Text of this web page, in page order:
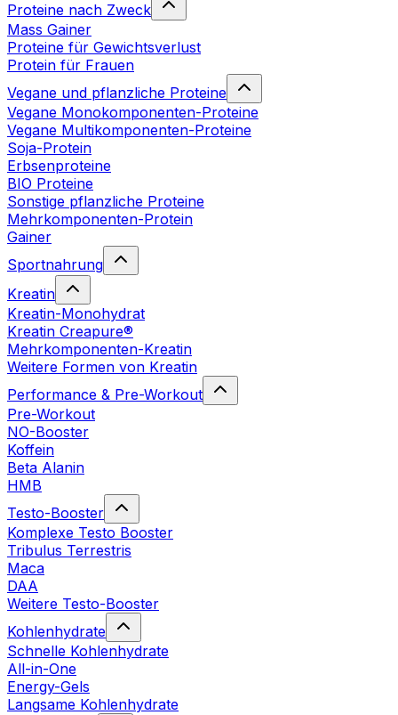
Proteine nach Zweck
Mass Gainer
Proteine für Gewichtsverlust
Protein für Frauen
Vegane und pflanzliche Proteine
Vegane Monokomponenten-Proteine
Vegane Multikomponenten-Proteine
Soja-Protein
Erbsenproteine
BIO Proteine
Sonstige pflanzliche Proteine
Mehrkomponenten-Protein
Gainer
Sportnahrung
Kreatin
Kreatin-Monohydrat
Kreatin Creapure®
Mehrkomponenten-Kreatin
Weitere Formen von Kreatin
Performance & Pre-Workout
Pre-Workout
NO-Booster
Koffein
Beta Alanin
HMB
Testo-Booster
Komplexe Testo Booster
Tribulus Terrestris
Maca
DAA
Weitere Testo-Booster
Kohlenhydrate
Schnelle Kohlenhydrate
All-in-One
Energy-Gels
Langsame Kohlenhydrate